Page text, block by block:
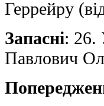
Геррейру
Запасні: 26.
Павлович